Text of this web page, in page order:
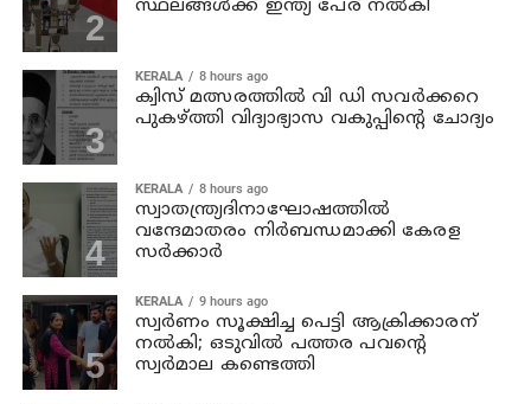
സ്ഥലങ്ങള്‍ക്ക് ഇന്ത്യ പേര് നല്‍കി
KERALA 8 hours ago
ക്വിസ് മത്സരത്തില്‍ വി ഡി സവര്‍ക്കറെ
പുകഴ്ത്തി വിദ്യാഭ്യാസ വകുപ്പിന്റെ ചോദ്യം
KERALA 8 hours ago
സ്വാതന്ത്ര്യദിനാഘോഷത്തില്‍
വന്ദേമാതരം നിര്‍ബന്ധമാക്കി കേരള
സര്‍ക്കാര്‍
KERALA 9 hours ago
സ്വര്‍ണം സൂക്ഷിച്ച പെട്ടി ആക്രിക്കാരന്
നല്‍കി; ഒടുവില്‍ പത്തര പവന്റെ
സ്വര്‍മാല കണ്ടെത്തി